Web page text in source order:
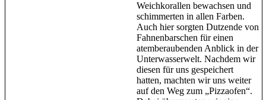
Weichkorallen bewachsen und
schimmerten in allen Farben.
Auch hier sorgten Dutzende von
Fahnenbarschen für einen
atemberaubenden Anblick in der
Unterwasserwelt. Nachdem wir
diesen für uns gespeichert
hatten, machten wir uns weiter
auf den Weg zum „Pizzaofen“.